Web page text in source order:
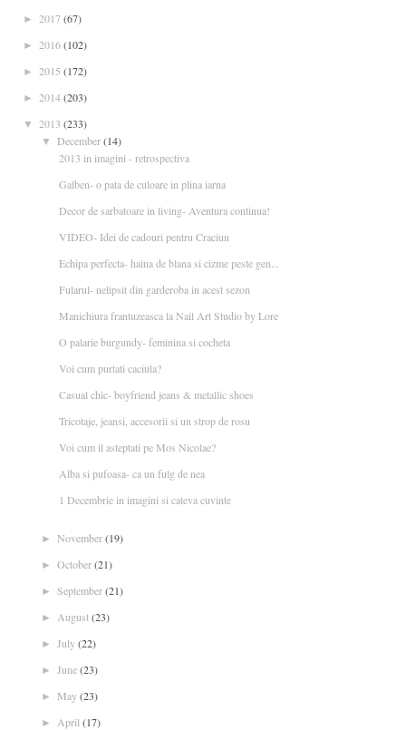
► 2017 (67)
► 2016(102)
► 2015 (172)
► 2014(203)
▼ 2013 (233)
▼ December(14)
2013 in imagini - retrospectiva
Galben- o pata de culoare in plina iarna
Decor de sarbatoare in living- Aventura continua!
VIDEO- Idei de cadouri pentru Craciun
Echipa perfecta- haina de blana si cizme peste gen...
Fularul- nelipsit din garderoba in acest sezon
Manichiura frantuzeasca la Nail Art Studio by Lore
O palarie burgundy- feminina si cocheta
Voi cum purtati caciula?
Casual chic- boyfriend jeans & metallic shoes
Tricotaje, jeansi, accesorii si un strop de rosu
Voi cum il asteptati pe Mos Nicolae?
Alba si pufoasa- ca un fulg de nea
1 Decembrie in imagini si cateva cuvinte
► November(19)
► October(21)
► September(21)
► August(23)
► July(22)
► June(23)
► May(23)
► April (17)